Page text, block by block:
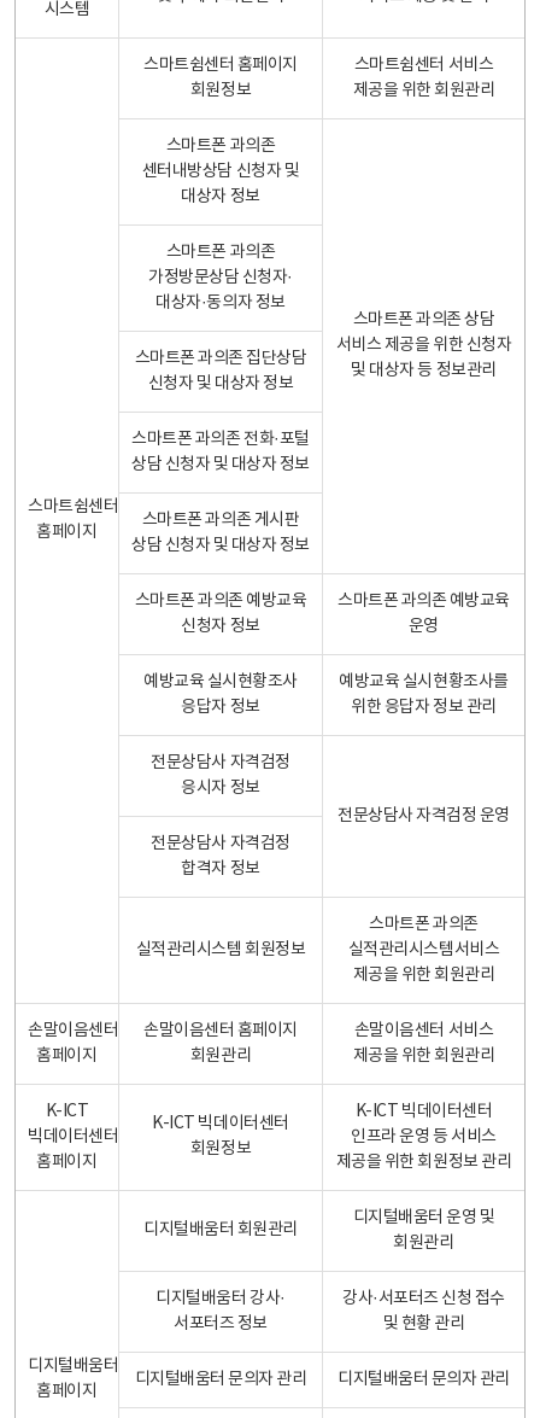
시스템
스마트쉼센터
홈페이지
스마트쉼센터 홈페이지
회원정보
스마트쉼센터 서비스
제공을 위한 회원관리
스마트폰 과의존
센터내방상담 신청자 및
대상자 정보
스마트폰 과의존 상담
서비스 제공을 위한 신청자
및 대상자 등 정보관리
스마트폰 과의존
가정방문상담 신청자·
대상자·동의자 정보
스마트폰 과의존 집단상담
신청자 및 대상자 정보
스마트폰 과의존 전화·포털
상담 신청자 및 대상자 정보
스마트폰 과의존 게시판
상담 신청자 및 대상자 정보
스마트폰 과의존 예방교육
신청자 정보
스마트폰 과의존 예방교육
운영
예방교육 실시현황조사
응답자 정보
예방교육 실시현황조사를
위한 응답자 정보 관리
전문상담사 자격검정
응시자 정보
전문상담사 자격검정 운영
전문상담사 자격검정
합격자 정보
실적관리시스템 회원정보
스마트폰 과의존
실적관리시스템서비스
제공을 위한 회원관리
손말이음센터
홈페이지
손말이음센터 홈페이지
회원관리
손말이음센터 서비스
제공을 위한 회원관리
K-ICT
빅데이터센터
홈페이지
K-ICT 빅데이터센터
회원정보
K-ICT 빅데이터센터
인프라 운영 등 서비스
제공을 위한 회원정보 관리
디지털배움터
홈페이지
디지털배움터 회원관리
디지털배움터 운영 및
회원관리
디지털배움터 강사·
서포터즈 정보
강사·서포터즈 신청 접수
및 현황 관리
디지털배움터 문의자 관리 디지털배움터 문의자 관리